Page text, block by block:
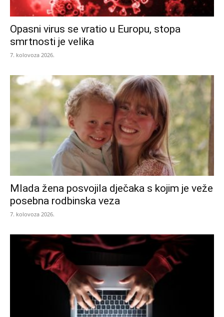
Opasni virus se vratio u Europu, stopa
smrtnosti je velika
7. kolovoza 2026.
Mlada žena posvojila dječaka s kojim je veže
posebna rodbinska veza
7. kolovoza 2026.